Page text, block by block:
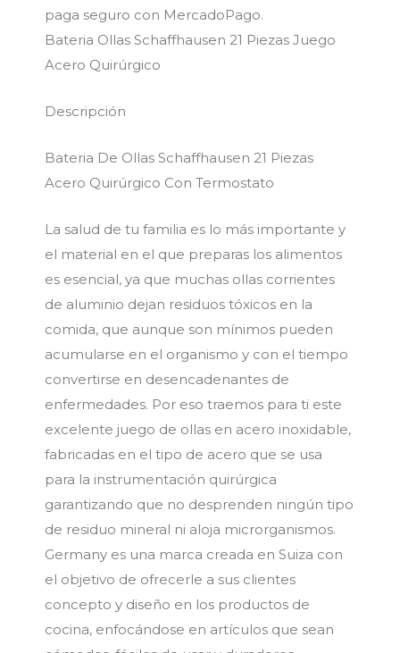
paga seguro con MercadoPago.
Bateria Ollas Schaffhausen 21 Piezas Juego
Acero Quirúrgico
Descripción
Bateria De Ollas Schaffhausen 21 Piezas
Acero Quirúrgico Con Termostato
La salud de tu familia es lo más importante y
el material en el que preparas los alimentos
es esencial, ya que muchas ollas corrientes
de aluminio dejan residuos tóxicos en la
comida, que aunque son mínimos pueden
acumularse en el organismo y con el tiempo
convertirse en desencadenantes de
enfermedades. Por eso traemos para ti este
excelente juego de ollas en acero inoxidable,
fabricadas en el tipo de acero que se usa
para la instrumentación quirúrgica
garantizando que no desprenden ningún tipo
de residuo mineral ni aloja microrganismos.
Germany es una marca creada en Suiza con
el objetivo de ofrecerle a sus clientes
concepto y diseño en los productos de
cocina, enfocándose en artículos que sean